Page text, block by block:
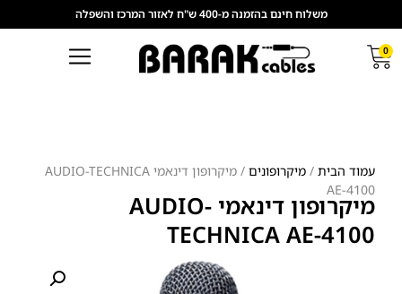
משלוח חינם בהזמנה מ-400 ש"ח לאזור המרכז והשפלה
0
עמוד הבית / מיקרופונים
/ מיקרופון דינאמי AUDIO-TECHNICA
AE-4100
מיקרופון דינאמי AUDIO-
TECHNICA AE-4100